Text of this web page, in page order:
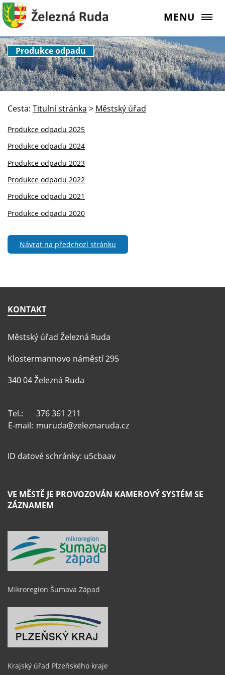
MENU
Produkce odpadu
Cesta: Titulní stránka > Městský úřad
Produkce odpadu 2025
Produkce odpadu 2024
Produkce odpadu 2023
Produkce odpadu 2022
Produkce odpadu 2021
Produkce odpadu 2020
Návrat na předchozí stránku
KONTAKT
Městský úřad Železná Ruda
Klostermannovo náměstí 295
340 04 Železná Ruda
Tel.:
376 361 211
E-mail: muruda@zeleznaruda.cz
ID datové schránky: u5cbaav
VE MĚSTĚ JE PROVOZOVÁN KAMEROVÝ SYSTÉM SE
ZÁZNAMEM
Mikroregion Šumava Západ
Krajský úřad Plzeňského kraje